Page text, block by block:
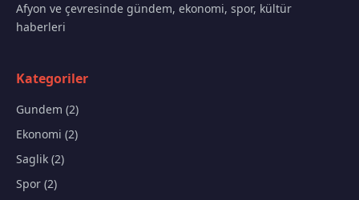
Afyon ve çevresinde gündem, ekonomi, spor, kültür
haberleri
Kategoriler
Gundem (2)
Ekonomi (2)
Saglik (2)
Spor (2)